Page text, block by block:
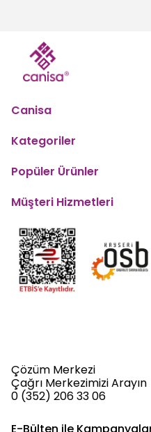
Canisa
Kategoriler
Popüler Ürünler
Müşteri Hizmetleri
Çözüm Merkezi
Çağrı Merkezimizi Arayın
0 (352) 206 33 06